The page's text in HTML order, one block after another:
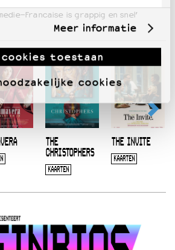
Meer informatie
cookies toestaan
cookies
Francaise is grappig en snel’
THE
CHRISTOPHERS
KAARTEN
THE INVITE
KAARTEN